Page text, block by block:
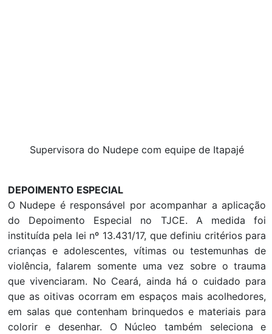
Supervisora do Nudepe com equipe de Itapajé
DEPOIMENTO ESPECIAL
O Nudepe é responsável por acompanhar a aplicação
do Depoimento Especial no TJCE. A medida foi
instituída pela lei nº 13.431/17, que definiu critérios para
crianças e adolescentes, vítimas ou testemunhas de
violência, falarem somente uma vez sobre o trauma
que vivenciaram. No Ceará, ainda há o cuidado para
que as oitivas ocorram em espaços mais acolhedores,
em salas que contenham brinquedos e materiais para
colorir e desenhar. O Núcleo também seleciona e